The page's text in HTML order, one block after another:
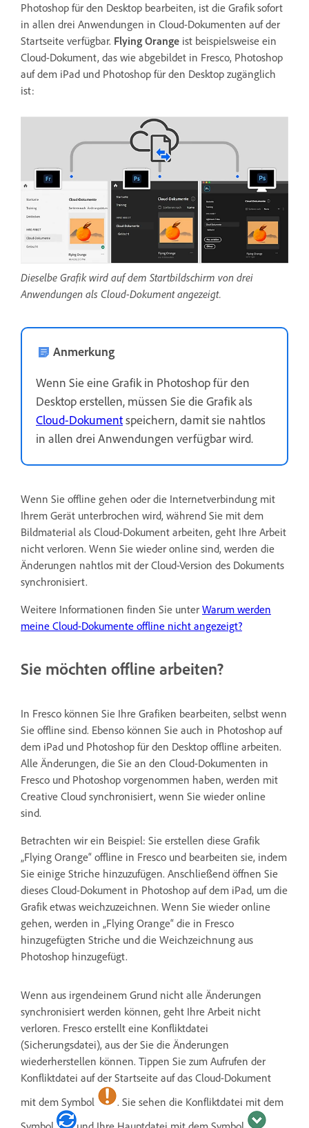
Photoshop für den Desktop bearbeiten, ist die Grafik sofort
in allen drei Anwendungen in Cloud-Dokumenten auf der
Startseite verfügbar. Flying Orange ist beispielsweise ein
Cloud-Dokument, das wie abgebildet in Fresco, Photoshop
auf dem iPad und Photoshop für den Desktop zugänglich
ist:
Dieselbe Grafik wird auf dem Startbildschirm von drei
Anwendungen als Cloud-Dokument angezeigt.
Anmerkung
Wenn Sie eine Grafik in Photoshop für den
Desktop erstellen, müssen Sie die Grafik als
Cloud-Dokumentspeichern, damit sie nahtlos
in allen drei Anwendungen verfügbar wird.
Wenn Sie offline gehen oder die Internetverbindung mit
Ihrem Gerät unterbrochen wird, während Sie mit dem
Bildmaterial als Cloud-Dokument arbeiten, geht Ihre Arbeit
nicht verloren. Wenn Sie wieder online sind, werden die
Änderungen nahtlos mit der Cloud-Version des Dokuments
synchronisiert.
Weitere Informationen finden Sie unter Warum werden
meine Cloud-Dokumente offline nicht angezeigt?
Sie möchten offline arbeiten?
In Fresco können Sie Ihre Grafiken bearbeiten, selbst wenn
Sie offline sind. Ebenso können Sie auch in Photoshop auf
dem iPad und Photoshop für den Desktop offline arbeiten.
Alle Änderungen, die Sie an den Cloud-Dokumenten in
Fresco und Photoshop vorgenommen haben, werden mit
Creative Cloud synchronisiert, wenn Sie wieder online
sind.
Betrachten wir ein Beispiel: Sie erstellen diese Grafik
„Flying Orange“ offline in Fresco und bearbeiten sie, indem
Sie einige Striche hinzuzufügen. Anschließend öffnen Sie
dieses Cloud-Dokument in Photoshop auf dem iPad, um die
Grafik etwas weichzuzeichnen. Wenn Sie wieder online
gehen, werden in „Flying Orange“ die in Fresco
hinzugefügten Striche und die Weichzeichnung aus
Photoshop hinzugefügt.
Wenn aus irgendeinem Grund nicht alle Änderungen
synchronisiert werden können, geht Ihre Arbeit nicht
verloren. Fresco erstellt eine Konfliktdatei
(Sicherungsdatei), aus der Sie die Änderungen
wiederherstellen können. Tippen Sie zum Aufrufen der
Konfliktdatei auf der Startseite auf das Cloud-Dokument
mit dem Symbol
. Sie sehen die Konfliktdatei mit dem